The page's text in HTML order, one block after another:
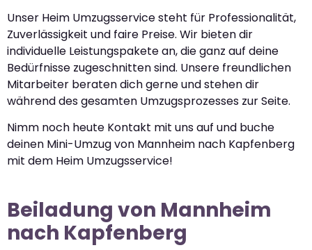
Unser Heim Umzugsservice steht für Professionalität,
Zuverlässigkeit und faire Preise. Wir bieten dir
individuelle Leistungspakete an, die ganz auf deine
Bedürfnisse zugeschnitten sind. Unsere freundlichen
Mitarbeiter beraten dich gerne und stehen dir
während des gesamten Umzugsprozesses zur Seite.
Nimm noch heute Kontakt mit uns auf und buche
deinen Mini-Umzug von Mannheim nach Kapfenberg
mit dem Heim Umzugsservice!
Beiladung von Mannheim
nach Kapfenberg